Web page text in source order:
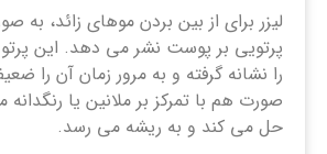
لیزر برای از بین بردن موهای زائد، به
پرتویی بر پوست نشر می دهد. این
را نشانه گرفته و به مرور زمان آن را
صورت هم با تمرکز بر ملانین یا رنگدانه
حل می کند و به ریشه می رسد.